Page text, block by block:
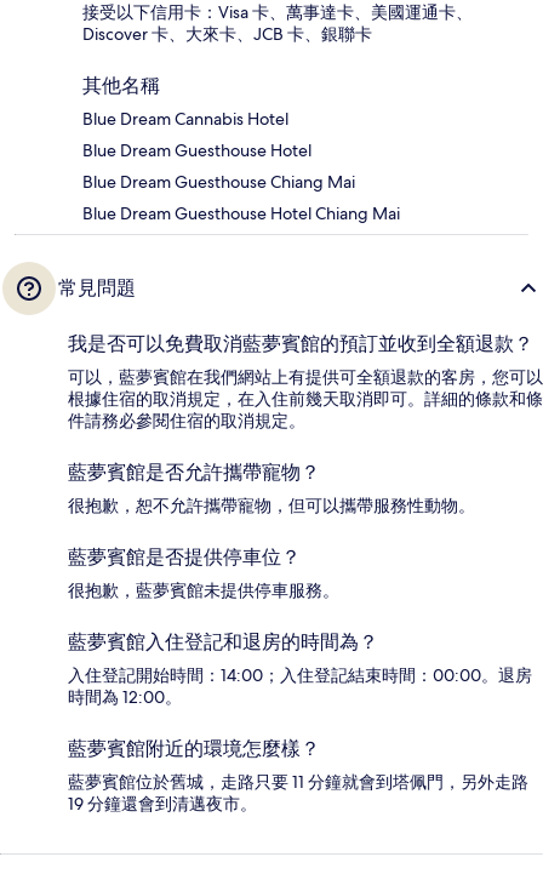
接受以下信用卡：Visa 卡、萬事達卡、美國運通卡、
Discover 卡、大來卡、JCB 卡、銀聯卡
其他名稱
Blue Dream Cannabis Hotel
Blue Dream Guesthouse Hotel
Blue Dream Guesthouse Chiang Mai
Blue Dream Guesthouse Hotel Chiang Mai
常見問題
我是否可以免費取消藍夢賓館的預訂並收到全額退款？
可以，藍夢賓館在我們網站上有提供可全額退款的客房，您可以
根據住宿的取消規定，在入住前幾天取消即可。詳細的條款和條
件請務必參閱住宿的取消規定。
藍夢賓館是否允許攜帶寵物？
很抱歉，恕不允許攜帶寵物，但可以攜帶服務性動物。
藍夢賓館是否提供停車位？
很抱歉，藍夢賓館未提供停車服務。
藍夢賓館入住登記和退房的時間為？
入住登記開始時間：14:00；入住登記結束時間：00:00。退房
時間為 12:00。
藍夢賓館附近的環境怎麼樣？
藍夢賓館位於舊城，走路只要 11 分鐘就會到塔佩門，另外走路
19 分鐘還會到清邁夜市。